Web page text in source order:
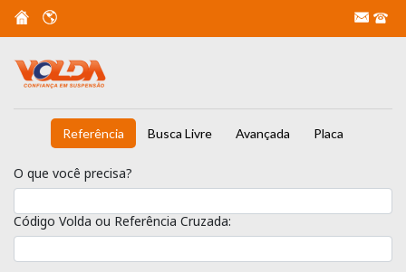
Referência Busca Livre Avançada Placa
O que você precisa?
Código Volda ou Referência Cruzada: